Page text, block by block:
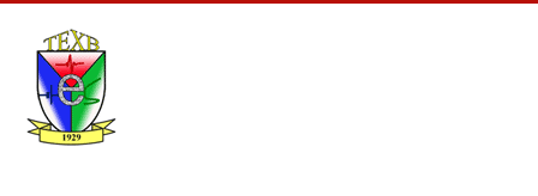
основного
вмісту